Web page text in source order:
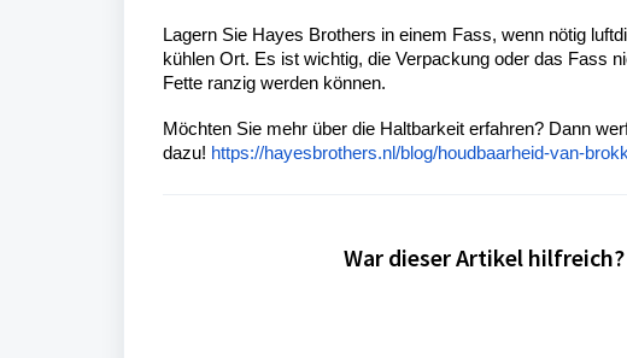
Lagern Sie Hayes Brothers in einem Fass, wenn nötig
kühlen Ort. Es ist wichtig, die Verpackung oder das Fass
Fette ranzig werden können.
Möchten Sie mehr über die Haltbarkeit erfahren? Dann
dazu! https://hayesbrothers.nl/blog/houdbaarheid-van-
War dieser Artikel hilfreich?